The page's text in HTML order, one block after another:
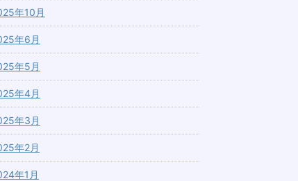
年10月
年6月
年5月
年4月
年3月
年2月
年1月